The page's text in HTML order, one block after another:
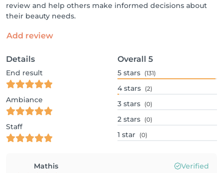
review and help others make informed decisions about
their beauty needs.
Add review
Details
End result
Ambiance
Staff
Overall 5
5 stars (131)
4 stars (2)
3 stars (0)
2 stars (0)
1 star (0)
Mathis Verified